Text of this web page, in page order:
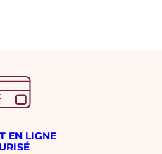
EN LIGNE